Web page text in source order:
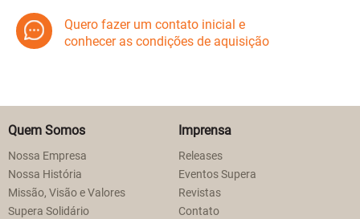
Quero fazer um contato inicial e
conhecer as condições de aquisição
Quem Somos
Nossa Empresa
Nossa História
Missão, Visão e Valores
Supera Solidário
Imprensa
Releases
Eventos Supera
Revistas
Contato